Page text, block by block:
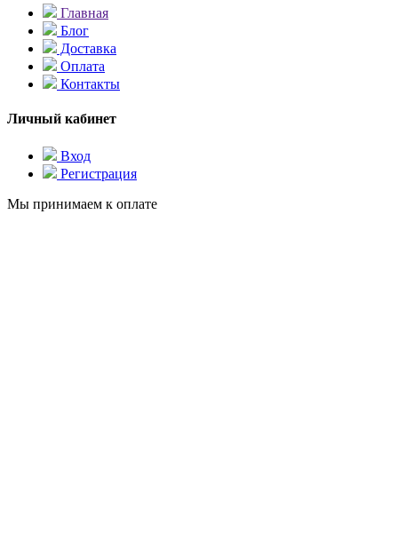
Главная
Блог
Доставка
Оплата
Контакты
Личный кабинет
Вход
Регистрация
Мы принимаем к оплате